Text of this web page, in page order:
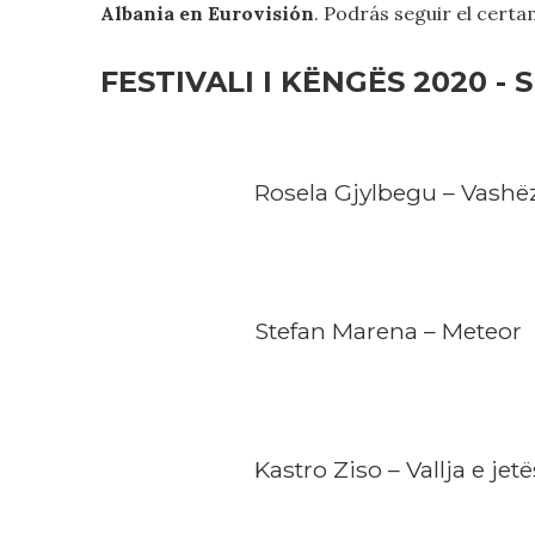
Albania en Eurovisión. Podrás seguir el
FESTIVALI I KËNGËS 2020 -
Rosela Gjylbegu –
Stefan Marena – Meteor
Kastro Ziso – Vallja e